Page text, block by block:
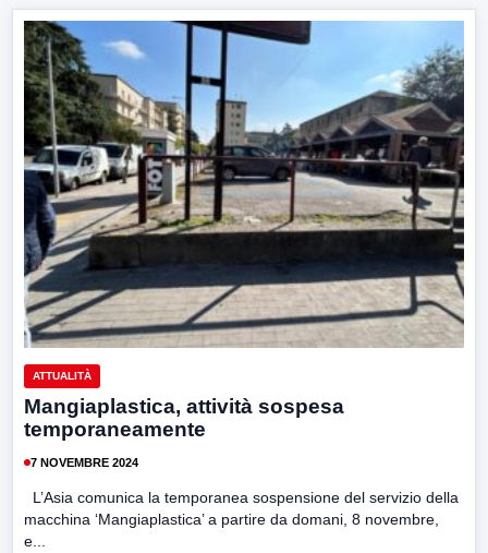
ATTUALITÀ
Mangiaplastica, attività sospesa
temporaneamente
7 NOVEMBRE 2024
L’Asia comunica la temporanea sospensione del servizio della
macchina ‘Mangiaplastica’ a partire da domani, 8 novembre,
e...